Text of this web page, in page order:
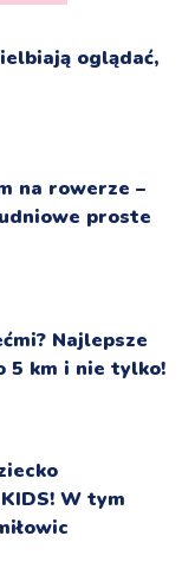
oglądać,
na rowerze –
proste
Najlepsze
5 km i nie tylko!
W tym